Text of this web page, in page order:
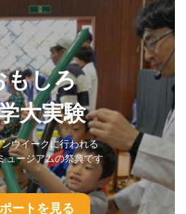
もしろ
大実験
ウイークに行われる
ュージアムの祭典です
ートを見る